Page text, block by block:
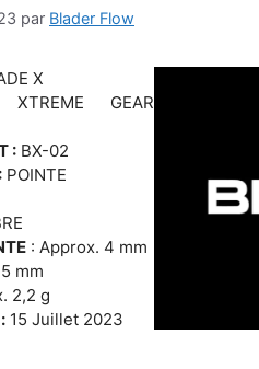
par Blader Flow
X
XTREME GEAR
: BX-02
POINTE
: Approx. 4 mm
mm
2,2 g
15 Juillet 2023